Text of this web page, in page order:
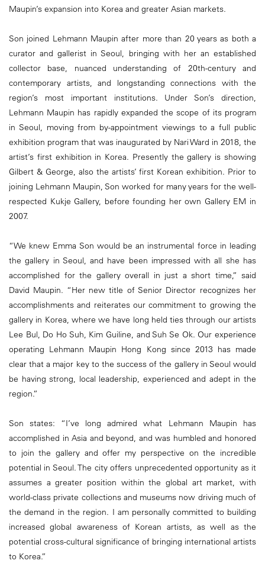
Maupin’s expansion into Korea and greater Asian markets.
Son joined Lehmann Maupin after more than 20 years as both a
curator and gallerist in Seoul, bringing with her an established
collector base, nuanced understanding of 20th-century and
contemporary artists, and longstanding connections with the
region’s most important institutions. Under Son’s direction,
Lehmann Maupin has rapidly expanded the scope of its program
in Seoul, moving from by-appointment viewings to a full public
exhibition program that was inaugurated by Nari Ward in 2018, the
artist’s first exhibition in Korea. Presently the gallery is showing
Gilbert & George, also the artists’ first Korean exhibition. Prior to
joining Lehmann Maupin, Son worked for many years for the well-
respected Kukje Gallery, before founding her own Gallery EM in
2007.
“We knew Emma Son would be an instrumental force in leading
the gallery in Seoul, and have been impressed with all she has
accomplished for the gallery overall in just a short time,” said
David Maupin. “Her new title of Senior Director recognizes her
accomplishments and reiterates our commitment to growing the
gallery in Korea, where we have long held ties through our artists
Lee Bul, Do Ho Suh, Kim Guiline, and Suh Se Ok. Our experience
operating Lehmann Maupin Hong Kong since 2013 has made
clear that a major key to the success of the gallery in Seoul would
be having strong, local leadership, experienced and adept in the
region.”
Son states: “I’ve long admired what Lehmann Maupin has
accomplished in Asia and beyond, and was humbled and honored
to join the gallery and offer my perspective on the incredible
potential in Seoul. The city offers unprecedented opportunity as it
assumes a greater position within the global art market, with
world-class private collections and museums now driving much of
the demand in the region. I am personally committed to building
increased global awareness of Korean artists, as well as the
potential cross-cultural significance of bringing international artists
to Korea.”